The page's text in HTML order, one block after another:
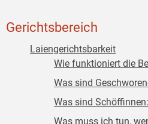
Gerichtsbereich
Laiengerichtsbarkeit
Wie funktioniert die
Was sind
Was sind
Was muss ich tun,